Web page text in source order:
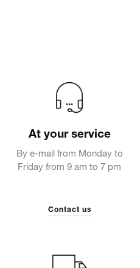
At your service
By e-mail from Monday to
Friday from 9 am to 7 pm
Contact us